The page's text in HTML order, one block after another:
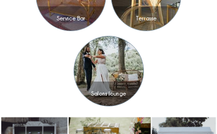
Service Bar Terrasse
Salons lounge